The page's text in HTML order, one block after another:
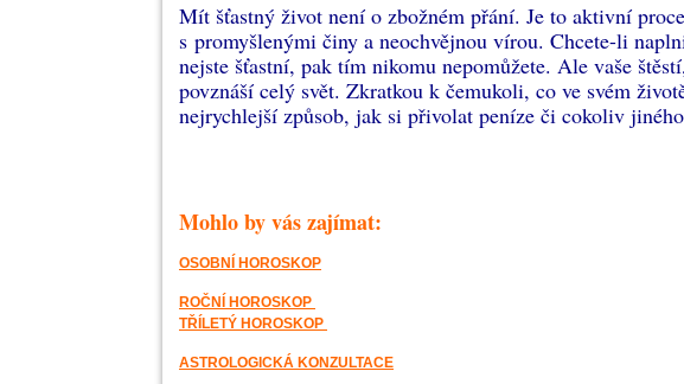
Mít šťastný život není o zbožném přání. Je to aktivní
s promyšlenými činy a neochvějnou vírou. Chcete-li
nejste šťastní, pak tím nikomu nepomůžete. Ale vaše
povznáší celý svět. Zkratkou k čemukoli, co ve svém
nejrychlejší způsob, jak si přivolat peníze či cokoliv
Mohlo by vás zajímat:
OSOBNÍ HOROSKOP
ROČNÍ HOROSKOP
TŘÍLETÝ HOROSKOP
ASTROLOGICKÁ KONZULTACE